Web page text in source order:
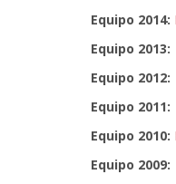
Equipo 2014:
Equipo 2013:
Equipo 2012:
Equipo 2011:
Equipo 2010:
Equipo 2009: